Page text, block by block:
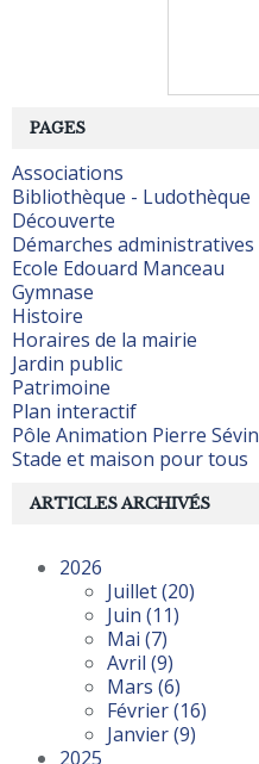
PAGES
Associations
Bibliothèque - Ludothèque
Découverte
Démarches administratives
Ecole Edouard Manceau
Gymnase
Histoire
Horaires de la mairie
Jardin public
Patrimoine
Plan interactif
Pôle Animation Pierre Sévin
Stade et maison pour tous
ARTICLES ARCHIVÉS
2026
Juillet(20)
Juin (11)
Mai (7)
Avril (9)
Mars (6)
Février(16)
Janvier(9)
2025